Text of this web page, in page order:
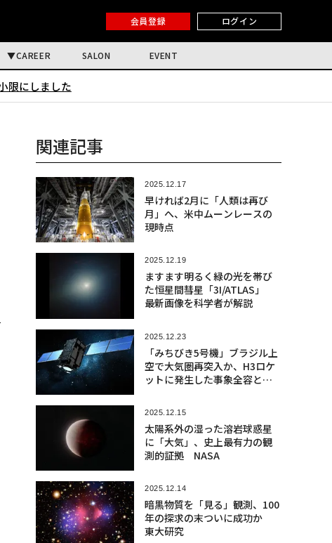
会員登録 ログイン
CAREER SALON EVENT
限にしました
関連記事
2025.12.17
早ければ2月に「人類は再び
月」へ、米中ムーンレースの
現時点
2025.12.19
ますます明るく緑の光を帯び
た恒星間彗星「3I/ATLAS」
最新画像を科学者が解説
2025.12.23
「みちびき5号機」ブラジル上
空で大気圏再突入か、H3ロケ
ットに発生した事象全容とそ
2025.12.15
太陽系外の湿った溶岩球惑星
に「大気」、史上最有力の観
測的証拠 NASA
2025.12.14
暗黒物質を「見る」観測、100
年の探求の末ついに成功か
東大研究